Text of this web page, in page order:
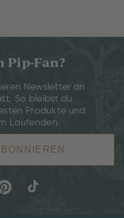
Pip-Fan?
Newsletter an
So bleibst du
Produkte und
Laufenden.